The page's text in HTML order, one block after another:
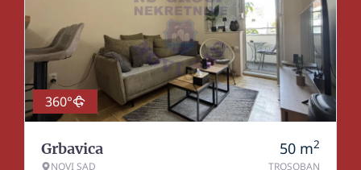
360°
Grbavica
NOVI SAD
50 m2
TROSOBAN